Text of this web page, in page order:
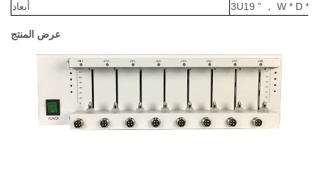
أبعاد
3U19 ” ， W * D *
عرض المنتج